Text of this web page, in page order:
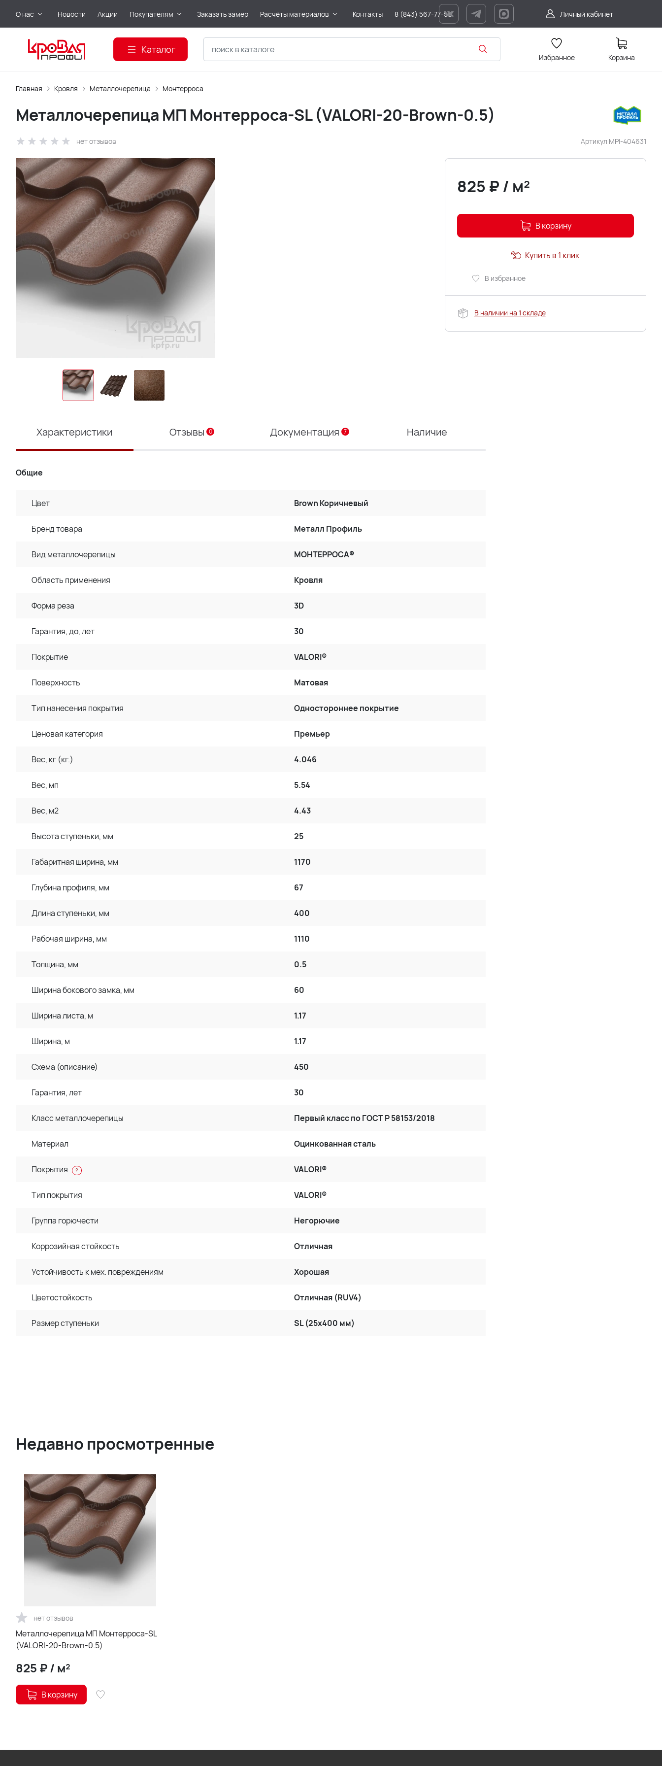
О нас Новости Акции Покупателям Заказать замер Расчёты материалов Контакты 8 (843) 567-77-56 Личный кабинет
Каталог
Избранное Корзина
Главная Кровля Металлочерепица Монтерроса
Артикул MPI-404631
Металлочерепица МП Монтерроса-SL (VALORI-20-Brown-0.5)
нет отзывов
825 ₽ / м²
В корзину
В избранное
Купить в 1 клик
В наличии на 1 складе
Характеристики Отзывы 0 Документация 7 Наличие
Общие
Цвет Brown Коричневый
Бренд товара Металл Профиль
Вид металлочерепицы МОНТЕРРОСА®
Область применения Кровля
Форма реза 3D
Гарантия, до, лет 30
Покрытие VALORI®
Поверхность Матовая
Тип нанесения покрытия Одностороннее покрытие
Ценовая категория Премьер
Вес, кг (кг.) 4.046
Вес, мп 5.54
Вес, м2 4.43
Высота ступеньки, мм 25
Габаритная ширина, мм 1170
Глубина профиля, мм 67
Длина ступеньки, мм 400
Рабочая ширина, мм 1110
Толщина, мм 0.5
Ширина бокового замка, мм 60
Ширина листа, м 1.17
Ширина, м 1.17
Схема (описание) 450
Гарантия, лет 30
Класс металлочерепицы Первый класс по ГОСТ P 58153/2018
Материал Оцинкованная сталь
Покрытия ? VALORI®
Тип покрытия VALORI®
Группа горючести Негорючие
Коррозийная стойкость Отличная
Устойчивость к мех. повреждениям Хорошая
Цветостойкость Отличная (RUV4)
Размер ступеньки SL (25x400 мм)
Недавно просмотренные
нет отзывов
Металлочерепица МП Монтерроса-SL
(VALORI-20-Brown-0.5)
825 ₽/ м²
В корзину